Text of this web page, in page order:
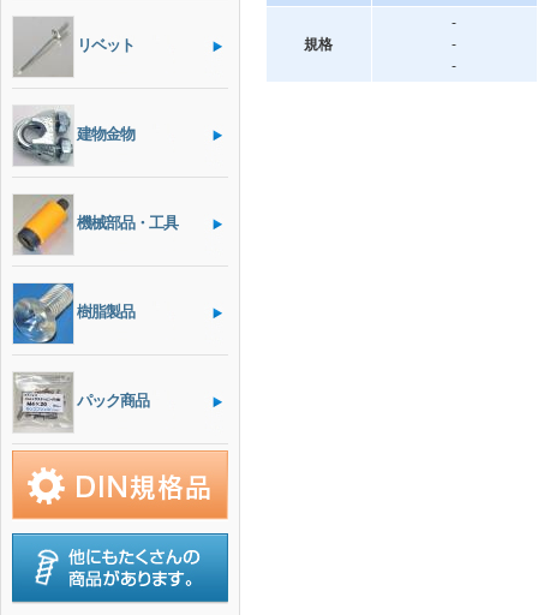
リベット
建物金物
機械部品・工具
樹脂製品
パック商品
規格
-
-
-